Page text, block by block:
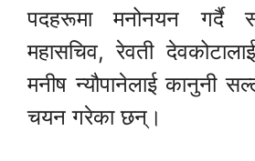
पदहरूमा मनोनयन गर्दै
महासचिव, रेवती
मनीष न्यौपानेलाई कानुनी
चयन गरेका छन्।